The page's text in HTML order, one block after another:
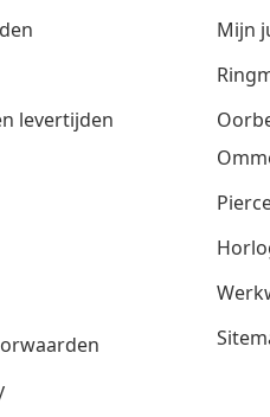
levertijden
Mijn